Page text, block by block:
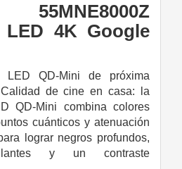
LED 4K Google
LED QD-Mini de próxima
de cine en casa: la
QD-Mini combina colores
cuánticos y atenuación
lograr negros profundos,
y un contraste